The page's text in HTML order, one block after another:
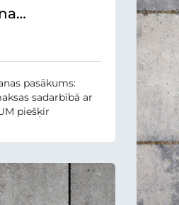
pasākums:
sadarbībā ar
piešķir